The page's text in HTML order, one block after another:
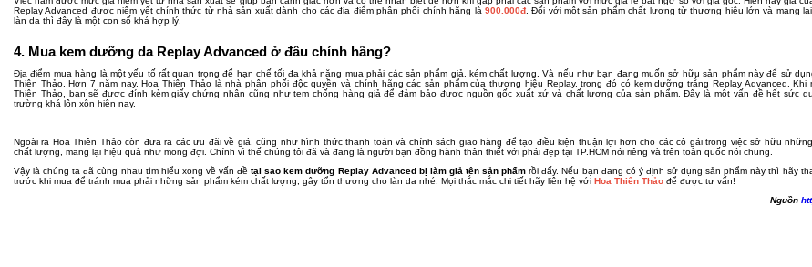
Replay Advanced được niêm yết chính thức từ nhà sản xuất dành cho các địa điểm phân phối chính hãng là 900.000đ. Đối với một sản phẩm chất lượng từ thương hiệu lớn và mang
làn da thì đây là một con số khá hợp lý.
4. Mua kem dưỡng da Replay Advanced ở đâu chính hãng?
Địa điểm mua hàng là một yếu tố rất quan trọng để hạn chế tối đa khả năng mua phải các sản phẩm giả, kém chất lượng. Và nếu như bạn đang muốn sở hữu sản phẩm này để sử
Thiên Thảo. Hơn 7 năm nay, Hoa Thiên Thảo là nhà phân phối độc quyền và chính hãng các sản phẩm của thương hiệu Replay, trong đó có kem dưỡng trắng Replay Advanced. Khi
Thiên Thảo, bạn sẽ được đính kèm giấy chứng nhận cũng như tem chống hàng giả để đảm bảo được nguồn gốc xuất xứ và chất lượng của sản phẩm. Đây là một vấn đề hết sức
trường khá lộn xộn hiện nay.
Ngoài ra Hoa Thiên Thảo còn đưa ra các ưu đãi về giá, cũng như hình thức thanh toán và chính sách giao hàng để tạo điều kiện thuận lợi hơn cho các cô gái trong việc sở hữu
chất lượng, mang lại hiệu quả như mong đợi. Chính vì thế chúng tôi đã và đang là người bạn đồng hành thân thiết với phái đẹp tại TP.HCM nói riêng và trên toàn quốc nói chung.
Vậy là chúng ta đã cùng nhau tìm hiểu xong về vấn đềtại sao kem dưỡng Replay Advanced bị làm giả tên sản phẩm rồi đấy. Nếu bạn đang có ý định sử dụng sản phẩm này thì hãy
trước khi mua để tránh mua phải những sản phẩm kém chất lượng, gây tổn thương cho làn da nhé. Mọi thắc mắc chi tiết hãy liên hệ với Hoa Thiên Thảo để được tư vấn!
Nguồn